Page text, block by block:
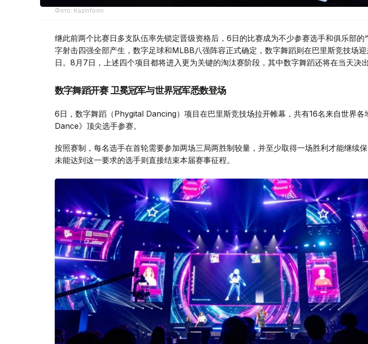
Фото: Kazinform
继此前两个比赛日多支队伍率先锁定晋级资格后，6日的比赛成为不少参赛选手和俱乐部的
字射击四强全部产生，数字足球和MLBB八强阵容正式确定，数字舞蹈则在巴里斯竞技场
日。8月7日，上述四个项目都将进入更为关键的淘汰赛阶段，其中数字舞蹈还将在当天决出
数字舞蹈开赛 卫冕冠军与世界冠军悉数登场
6日，数字舞蹈（Phygital Dancing）项目在巴里斯竞技场拉开帷幕，共有16名来自世界
Dance》顶尖选手参赛。
按照赛制，每名选手在首轮需要参加两场三局两胜制较量，并至少取得一场胜利才能继续保
未能达到这一要求的选手则直接结束本届赛事征程。